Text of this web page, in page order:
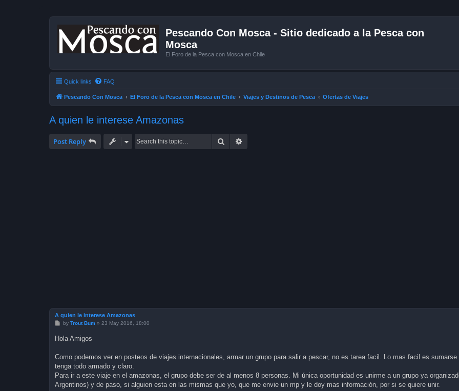
Pescando Con Mosca - Sitio dedicado a la Pesca con
Mosca
El Foro de la Pesca con Mosca en Chile
Quick links FAQ
Pescando Con Mosca El Foro de la Pesca con Mosca en Chile Viajes y Destinos de Pesca Ofertas de Viajes
A quien le interese Amazonas
Post Reply Search
A quien le interese Amazonas
P
t
by Trout Bum» 23 May 2016, 18:00
Hola Amigos
Como podemos ver en posteos de viajes internacionales, armar un grupo para salir a pescar, no es tarea facil. Lo mas facil es sumarse
tenga todo armado y claro.
Para ir a este viaje en el amazonas, el grupo debe ser de al menos 8 personas. Mi única oportunidad es unirme a un grupo ya
Argentinos) y de paso, si alguien esta en las mismas que yo, que me envie un mp y le doy mas información, por si se quiere unir.